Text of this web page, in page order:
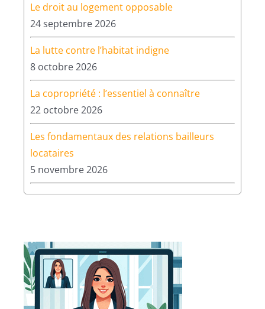
Le droit au logement opposable
24 septembre 2026
La lutte contre l’habitat indigne
8 octobre 2026
La copropriété : l’essentiel à connaître
22 octobre 2026
Les fondamentaux des relations bailleurs
locataires
5 novembre 2026